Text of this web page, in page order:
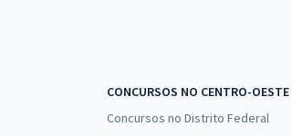
CONCURSOS NO CENTRO-OESTE
Concursos no Distrito Federal